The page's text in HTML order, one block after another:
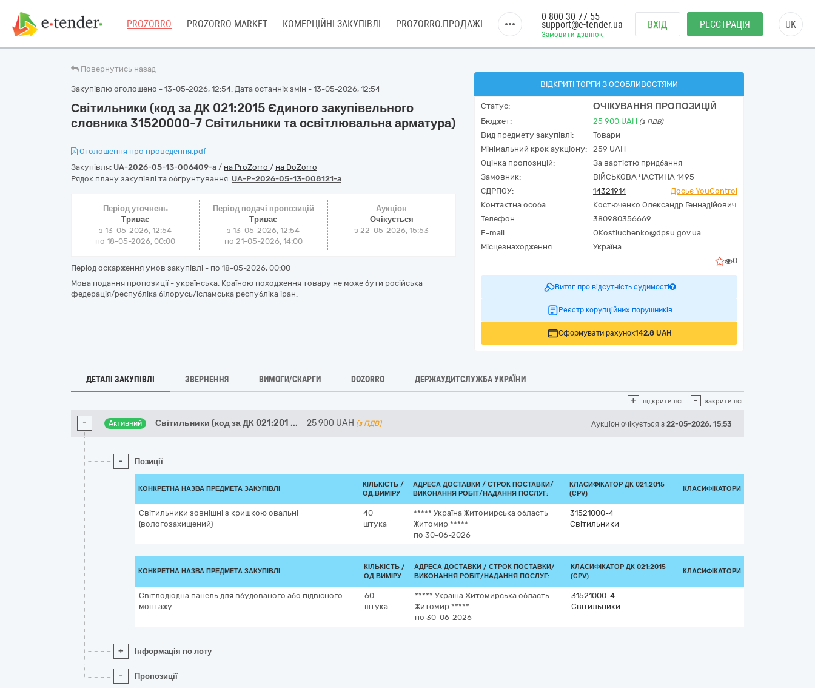
PROZORRO PROZORRO MARKET КОМЕРЦІЙНІ ЗАКУПІВЛІ PROZORRO.ПРОДАЖІ
Замовити дзвінок
0 800 30 77 55
support@e-tender.ua ВХІД РЕЄСТРАЦІЯ UK
Повернутись назад
Закупівлю оголошено - 13-05-2026, 12:54. Дата останніх змін - 13-05-2026, 12:54
Світильники (код за ДК 021:2015 Єдиного закупівельного
словника 31520000-7 Світильники та освітлювальна арматура)
Оголошення про проведення.pdf
Закупівля: UA-2026-05-13-006409-a / на ProZorro / на DoZorro
Рядок плану закупівлі та обґрунтування: UA-P-2026-05-13-008121-a
Період уточнень
Триває
з 13-05-2026, 12:54
по 18-05-2026, 00:00
Період подачі пропозицій
Триває
з 13-05-2026, 12:54
по 21-05-2026, 14:00
Аукціон
Очікується
з22-05-2026, 15:53
Період оскарження умов закупівлі - по 18-05-2026, 00:00
Мова подання пропозиції - українська. Країною походження товару не може бути російська
федерація/республіка білорусь/ісламська республіка іран.
ВІДКРИТІ ТОРГИ З ОСОБЛИВОСТЯМИ
Статус: ОЧІКУВАННЯ ПРОПОЗИЦІЙ
Бюджет: 25 900 UAH (з ПДВ)
Вид предмету закупівлі:
Товари
Мінімальний крок аукціону:
259 UAH
Оцінка пропозицій:
За вартістю придбання
Замовник:
ВІЙСЬКОВА ЧАСТИНА 1495
ЄДРПОУ:
14321914
Досьє YouControl
Контактна особа:
Костюченко Олександр Геннадійович
Телефон:
380980356669
E-mail:
OKostiuchenko@dpsu.gov.ua
Місцезнаходження:
Україна
0
Витяг про відсутність судимості
Реєстр корупційних порушників
Сформувати рахунок142.8 UAH
ДЕТАЛІ ЗАКУПІВЛІ ЗВЕРНЕННЯ ВИМОГИ/СКАРГИ DOZORRO ДЕРЖАУДИТСЛУЖБА УКРАЇНИ
+ відкрити всі - закрити всі
- Активний Світильники (код за ДК 021:201 ... 25 900 UAH (з ПДВ) Аукціон очікується з 22-05-2026, 15:53
- Позиції
КОНКРЕТНА НАЗВА ПРЕДМЕТА ЗАКУПІВЛІ
КІЛЬКІСТЬ /
ОД.ВИМІРУ
АДРЕСА ДОСТАВКИ / СТРОК ПОСТАВКИ/
ВИКОНАННЯ РОБІТ/НАДАННЯ ПОСЛУГ:
КЛАСИФІКАТОР ДК 021:2015
(CPV)
КЛАСИФІКАТОРИ
Світильники зовнішні з кришкою овальні
(вологозахищений)
40
штука
***** Україна Житомирська область
Житомир *****
по 30-06-2026
31521000-4
Світильники
КОНКРЕТНА НАЗВА ПРЕДМЕТА ЗАКУПІВЛІ
КІЛЬКІСТЬ /
ОД.ВИМІРУ
АДРЕСА ДОСТАВКИ / СТРОК ПОСТАВКИ/
ВИКОНАННЯ РОБІТ/НАДАННЯ ПОСЛУГ:
КЛАСИФІКАТОР ДК 021:2015
(CPV)
КЛАСИФІКАТОРИ
Світлодіодна панель для вбудованого або підвісного
монтажу
60
штука
***** Україна Житомирська область
Житомир *****
по 30-06-2026
31521000-4
Світильники
+ Інформація по лоту
- Пропозиції